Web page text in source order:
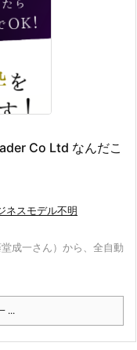
Co Ltd なんだこ
ネスモデル不明
成一さん）から、全自動
...